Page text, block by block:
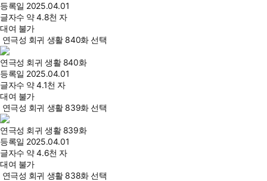
등록일 2025.04.01
글자수 약 4.8천 자
대여 불가
연극성 회귀 생활 840화 선택
연극성 회귀 생활 840화
등록일 2025.04.01
글자수 약 4.1천 자
대여 불가
연극성 회귀 생활 839화 선택
연극성 회귀 생활 839화
등록일 2025.04.01
글자수 약 4.6천 자
대여 불가
연극성 회귀 생활 838화 선택